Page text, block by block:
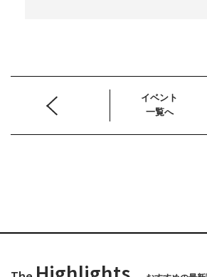
イベント
一覧へ